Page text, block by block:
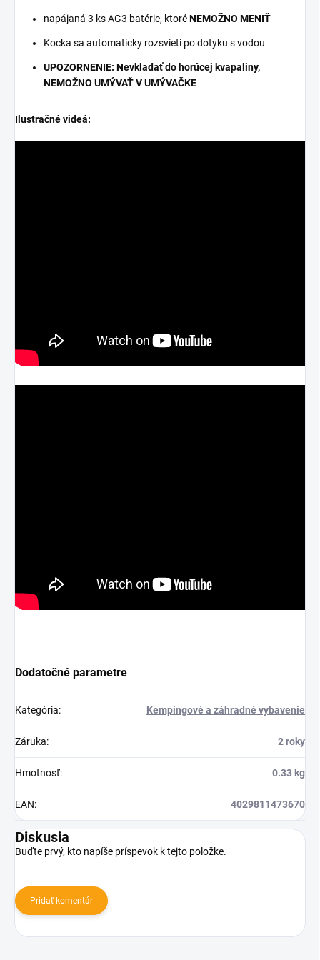
napájaná 3 ks AG3 batérie, ktoréNEMOŽNO MENIŤ
Kocka sa automaticky rozsvieti po dotyku s vodou
UPOZORNENIE: Nevkladať do horúcej kvapaliny,
NEMOŽNO UMÝVAŤ V UMÝVAČKE
Ilustračné videá:
Dodatočné parametre
Kategória: Kempingové a záhradné vybavenie
Záruka: 2 roky
Hmotnosť: 0.33 kg
EAN: 4029811473670
Diskusia
Buďte prvý, kto napíše príspevok k tejto položke.
Pridať komentár